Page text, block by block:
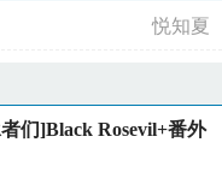
悦知夏
们]Black Rosevil+番外